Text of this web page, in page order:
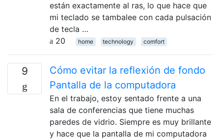
están exactamente al ras, lo que hace que
mi teclado se tambalee con cada pulsación
de tecla …
20
home technology comfort
9
Cómo evitar la reflexión de fondo
Pantalla de la computadora
En el trabajo, estoy sentado frente a una
sala de conferencias que tiene muchas
paredes de vidrio. Siempre es muy brillante
y hace que la pantalla de mi computadora